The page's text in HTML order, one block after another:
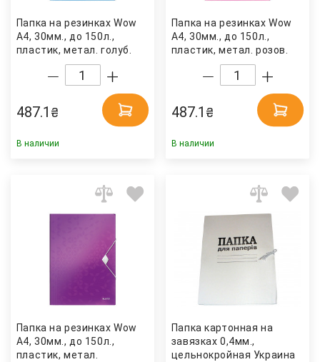
Папка на резинках Wow
А4, 30мм., до 150л.,
пластик, метал. голуб.
487.1 ₴
В наличии
Папка на резинках Wow
А4, 30мм., до 150л.,
пластик, метал. розов.
487.1 ₴
В наличии
Папка на резинках Wow
А4, 30мм., до 150л.,
пластик, метал.
Папка картонная на
завязках 0,4мм.,
цельнокройная Украина